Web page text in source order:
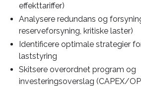
effekttariffer)
Analysere redundans og
reserveforsyning, kritiske laster)
Identificere optimale strategier
laststyring
Skitsere overordnet program og
investeringsoverslag (CAPEX/